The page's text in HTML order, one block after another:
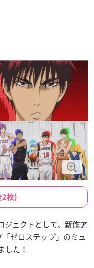
2枚)
ジェクトとして、
新作ア
ゼロステップ」のミュ
した！